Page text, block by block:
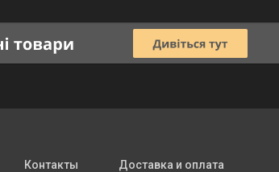
Контакты Доставка и оплата